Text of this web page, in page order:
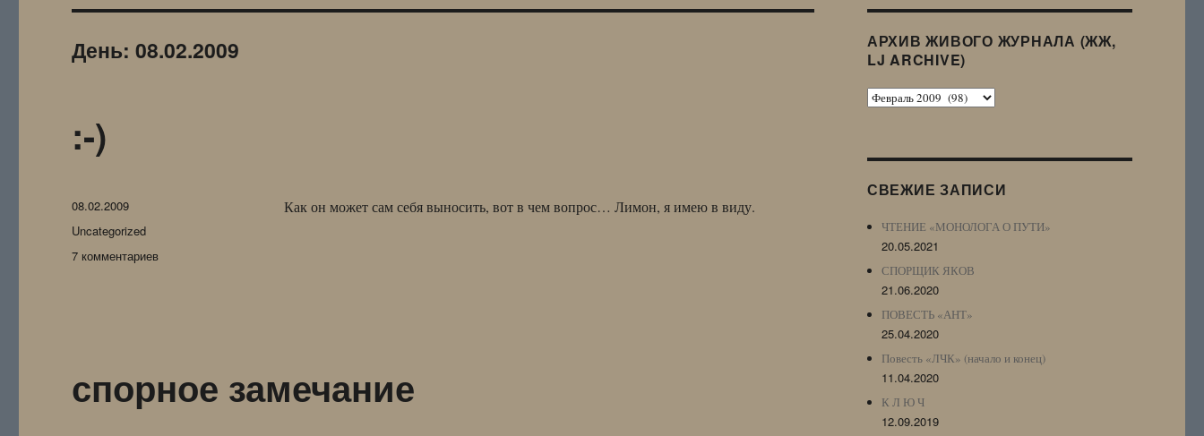
День:08.02.2009
:-)
Как он может сам себя выносить, вот в чем вопрос… Лимон, я имею в виду.
Опубликовано
08.02.2009
Рубрики
Uncategorized
7 комментариевк
спорное замечание
АРХИВ ЖИВОГО ЖУРНАЛА (ЖЖ,
LJ ARCHIVE)
Архив
Archive)
СВЕЖИЕ ЗАПИСИ
ЧТЕНИЕ «МОНОЛОГА О ПУТИ»
20.05.2021
СПОРЩИК ЯКОВ
21.06.2020
ПОВЕСТЬ «АНТ»
25.04.2020
Повесть «ЛЧК» (начало и конец)
11.04.2020
К Л Ю Ч
12.09.2019